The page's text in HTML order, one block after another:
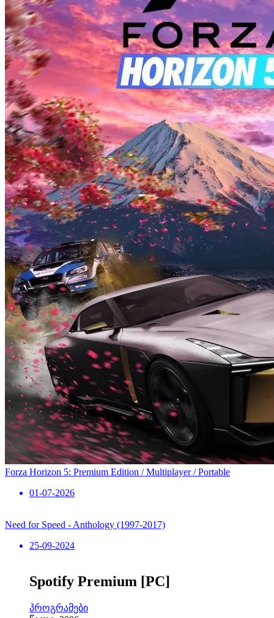
Forza Horizon 5: Premium Edition / Multiplayer / Portable
01-07-2026
Need for Speed ​​- Anthology (1997-2017)
25-09-2024
Spotify Premium [PC]
პროგრამები